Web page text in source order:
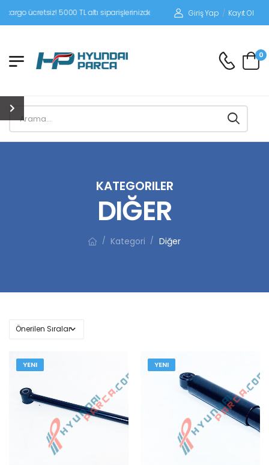
5000 TL altı siparişlerinizde siparişleriniz alıcı ödemeli gönderilir.
Giriş Yap / Kayıt Ol
0
KATEGORILER
DIĞER
/ Kategori / Diğer
YENI YENI